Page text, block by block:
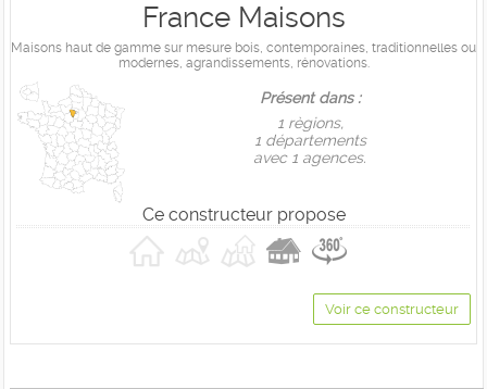
France Maisons
Maisons haut de gamme sur mesure bois, contemporaines, traditionnelles ou
modernes, agrandissements, rénovations.
Présent dans :
1 règions,
1 départements
avec 1 agences.
Ce constructeur propose
Voir ce constructeur